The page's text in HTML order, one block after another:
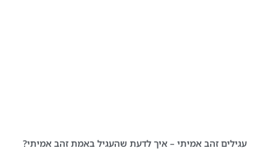
עגילים זהב אמיתי – איך לדעת שהעגיל באמת זהב אמיתי?